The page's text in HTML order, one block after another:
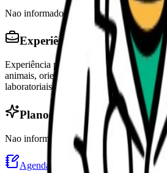
Nao informado
Experiência
Experiência profissional em atendimento
animais, orientações de saúde
laboratoriais e acompanhamento
Planos de saúde aceitos
Nao informado
Agendar atendimento Agende um